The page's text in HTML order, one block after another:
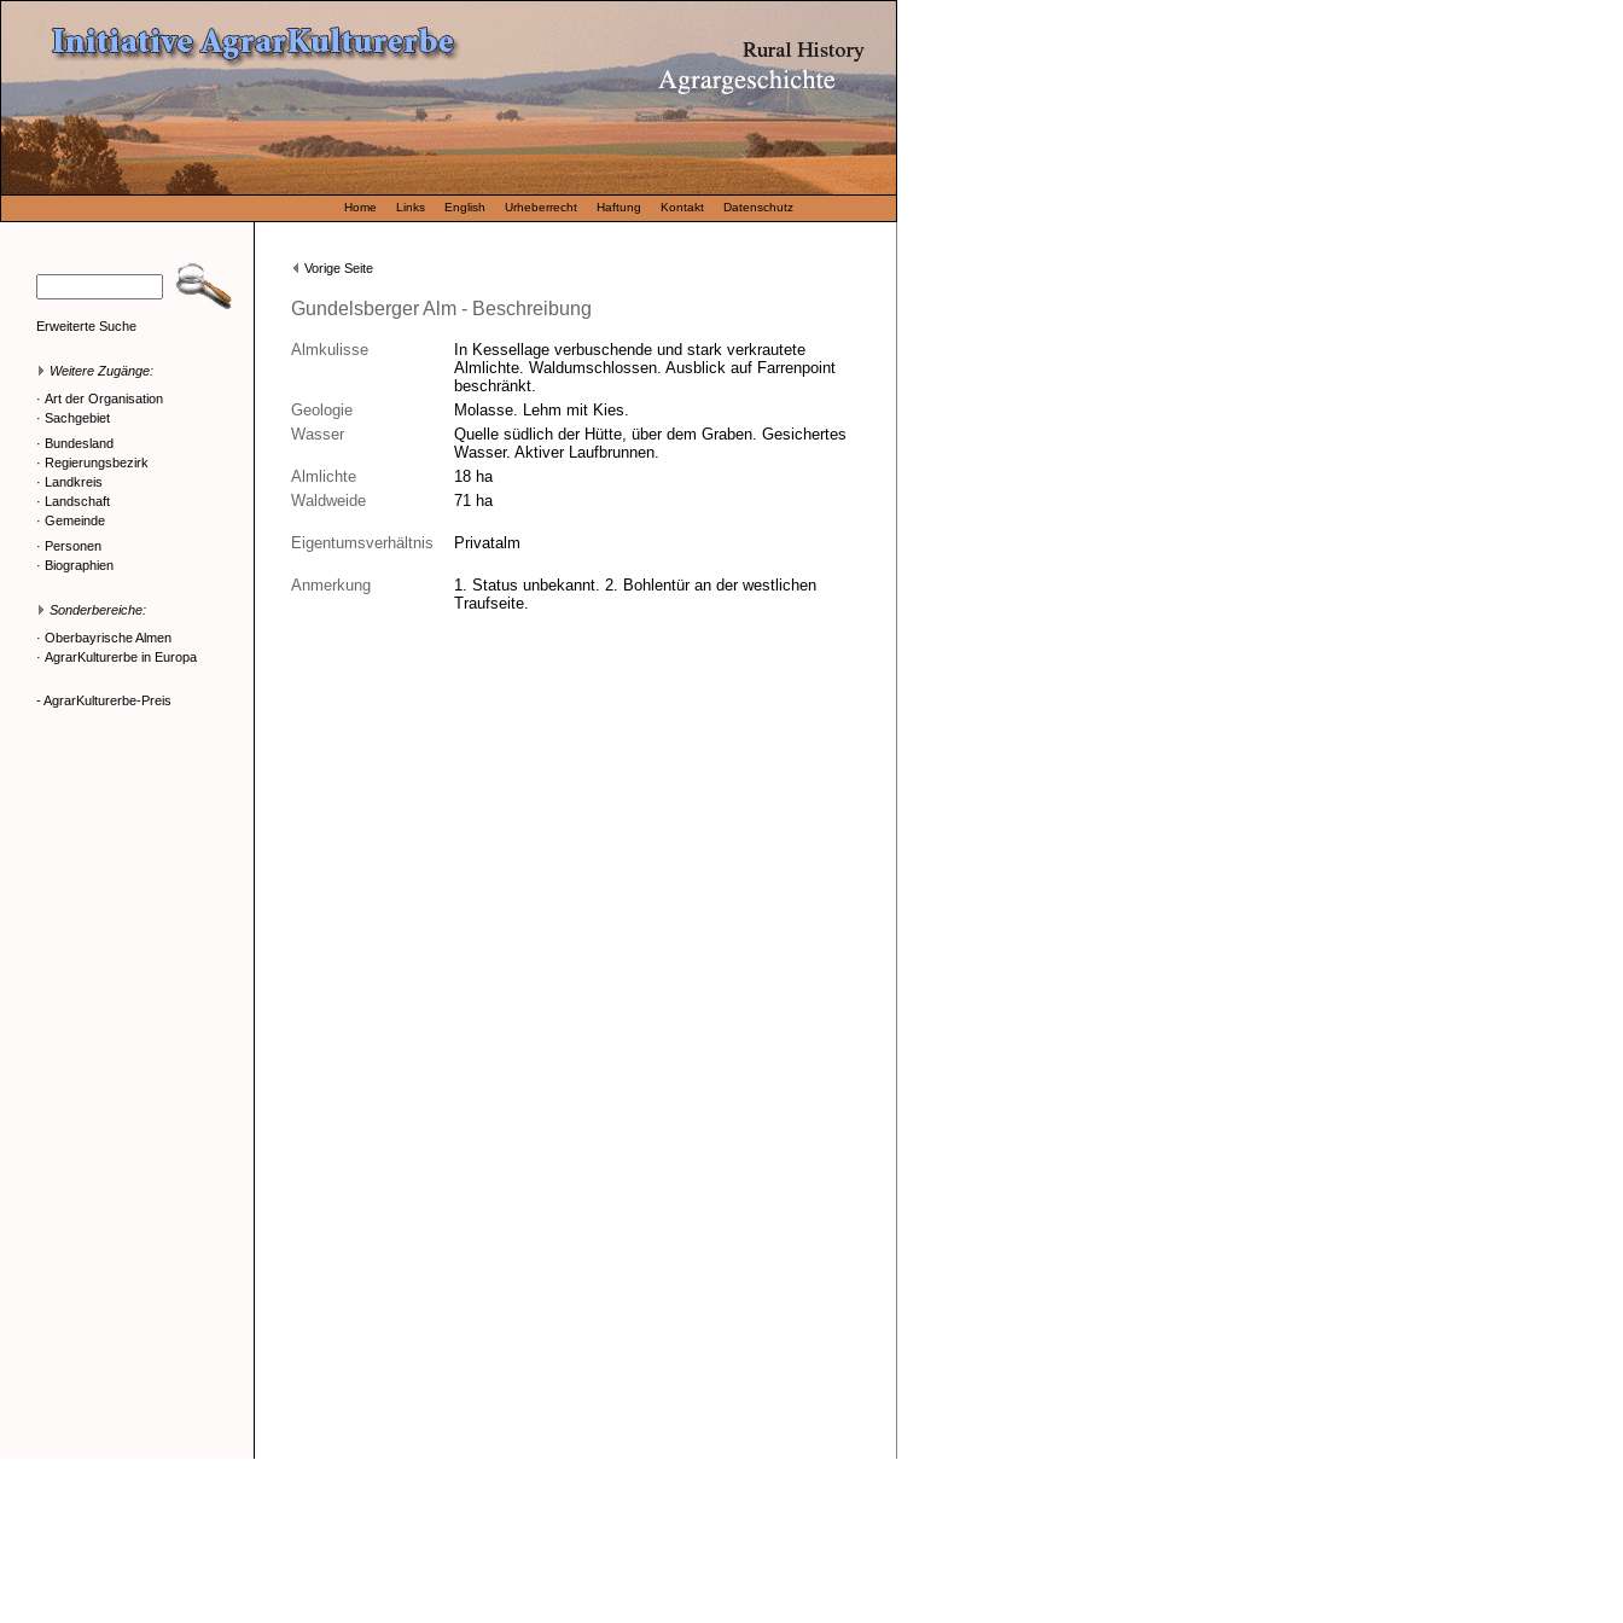
Home Links English Urheberrecht Haftung Kontakt Datenschutz
Erweiterte Suche
Weitere Zugänge:
· Art der Organisation
· Sachgebiet
· Bundesland
· Regierungsbezirk
· Landkreis
· Landschaft
· Gemeinde
· Personen
· Biographien
Sonderbereiche:
· Oberbayrische Almen
· AgrarKulturerbe in Europa
- AgrarKulturerbe-Preis
Vorige Seite
Gundelsberger Alm - Beschreibung
Almkulisse
In Kessellage verbuschende und stark verkrautete
Almlichte. Waldumschlossen. Ausblick auf Farrenpoint
beschränkt.
Geologie
Molasse. Lehm mit Kies.
Wasser
Quelle südlich der Hütte, über dem Graben. Gesichertes
Wasser. Aktiver Laufbrunnen.
Almlichte
18 ha
Waldweide
71 ha
Eigentumsverhältnis Privatalm
Anmerkung
1. Status unbekannt. 2. Bohlentür an der westlichen
Traufseite.